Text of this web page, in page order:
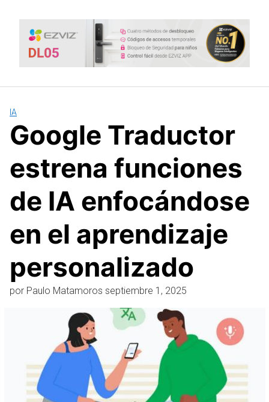
contenido
IA
Google Traductor
estrena funciones
de IA enfocándose
en el aprendizaje
personalizado
por Paulo Matamoros septiembre 1, 2025